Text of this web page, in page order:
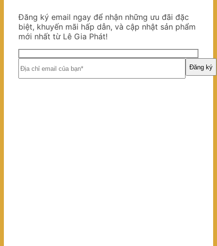
Đăng ký email ngay để nhận những ưu đãi đặc
biệt, khuyến mãi hấp dẫn, và cập nhật sản phẩm
mới nhất từ Lê Gia Phát!